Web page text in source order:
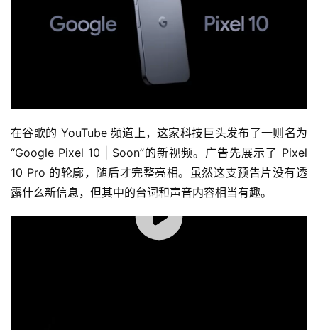
在谷歌的 YouTube 频道上，这家科技巨头发布了一则名为
“Google Pixel 10 | Soon”的新视频。广告先展示了 Pixel
10 Pro 的轮廓，随后才完整亮相。虽然这支预告片没有透
露什么新信息，但其中的台词和声音内容相当有趣。
在 Dr. Dre 的《The Last Episode》纯音乐伴奏下，旁白说